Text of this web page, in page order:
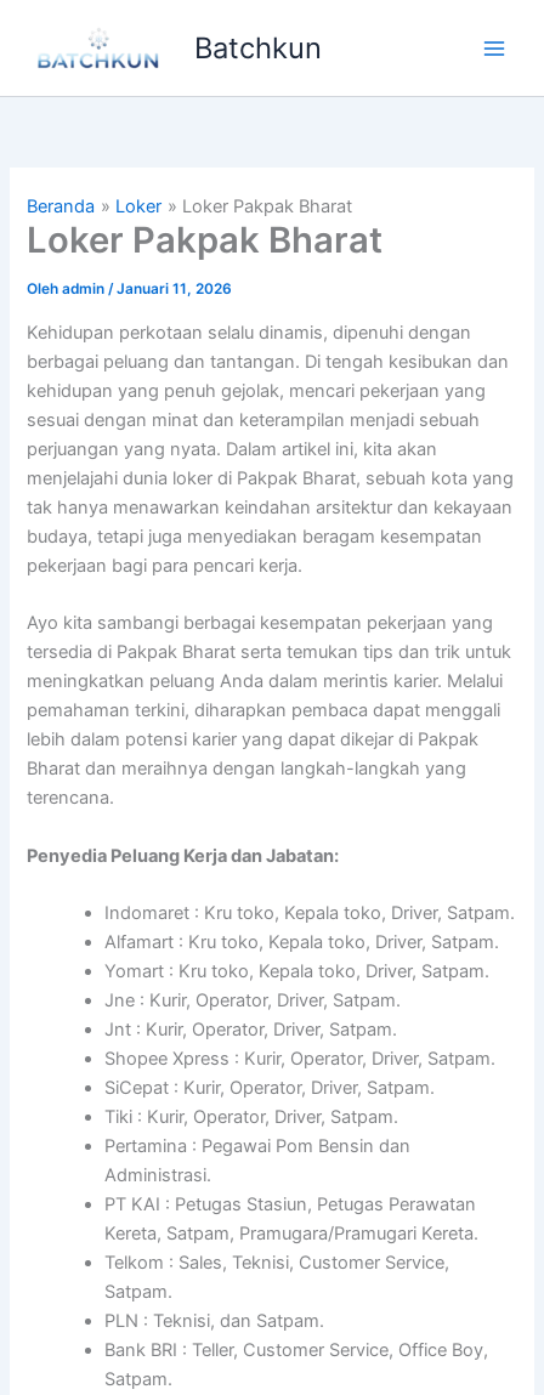
konten
Batchkun
Beranda Loker Loker Pakpak Bharat
Loker Pakpak Bharat
Olehadmin/Januari 11, 2026
Kehidupan perkotaan selalu dinamis, dipenuhi dengan
berbagai peluang dan tantangan. Di tengah kesibukan dan
kehidupan yang penuh gejolak, mencari pekerjaan yang
sesuai dengan minat dan keterampilan menjadi sebuah
perjuangan yang nyata. Dalam artikel ini, kita akan
menjelajahi dunia loker di Pakpak Bharat, sebuah kota yang
tak hanya menawarkan keindahan arsitektur dan kekayaan
budaya, tetapi juga menyediakan beragam kesempatan
pekerjaan bagi para pencari kerja.
Ayo kita sambangi berbagai kesempatan pekerjaan yang
tersedia di Pakpak Bharat serta temukan tips dan trik untuk
meningkatkan peluang Anda dalam merintis karier. Melalui
pemahaman terkini, diharapkan pembaca dapat menggali
lebih dalam potensi karier yang dapat dikejar di Pakpak
Bharat dan meraihnya dengan langkah-langkah yang
terencana.
Penyedia Peluang Kerja dan Jabatan:
Indomaret : Kru toko, Kepala toko, Driver, Satpam.
Alfamart : Kru toko, Kepala toko, Driver, Satpam.
Yomart : Kru toko, Kepala toko, Driver, Satpam.
Jne : Kurir, Operator, Driver, Satpam.
Jnt : Kurir, Operator, Driver, Satpam.
Shopee Xpress : Kurir, Operator, Driver, Satpam.
SiCepat : Kurir, Operator, Driver, Satpam.
Tiki : Kurir, Operator, Driver, Satpam.
Pertamina : Pegawai Pom Bensin dan
Administrasi.
PT KAI : Petugas Stasiun, Petugas Perawatan
Kereta, Satpam, Pramugara/Pramugari Kereta.
Telkom : Sales, Teknisi, Customer Service,
Satpam.
PLN : Teknisi, dan Satpam.
Bank BRI : Teller, Customer Service, Office Boy,
Satpam.